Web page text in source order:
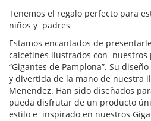
Tenemos el regalo perfecto para
niños y padres
Estamos encantados de
calcetines ilustrados con nuestros
“Gigantes de Pamplona”. Su
y divertida de la mano de nuestra
Menendez. Han sido diseñados
pueda disfrutar de un producto
estilo e inspirado en nuestros
galería
de
imágenes